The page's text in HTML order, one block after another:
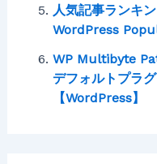
人気記事ランキ
WordPress
WP Multibyte
デフォルトプラ
【WordPress】